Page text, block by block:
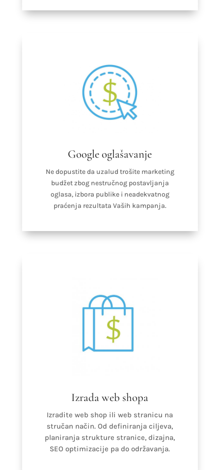
Google oglašavanje
Ne dopustite da uzalud trošite marketing
budžet zbog nestručnog postavljanja
oglasa, izbora publike i neadekvatnog
praćenja rezultata Vaših kampanja.
Izrada web shopa
Izradite web shop ili web stranicu na
stručan način. Od definiranja ciljeva,
planiranja strukture stranice, dizajna,
SEO optimizacije pa do održavanja.